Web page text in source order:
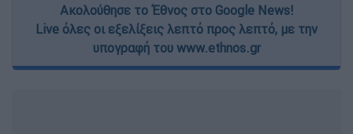
Ακολούθησε το Έθνος στο Google News!
Live όλες οι εξελίξεις λεπτό προς λεπτό, με την
υπογραφή του www.ethnos.gr